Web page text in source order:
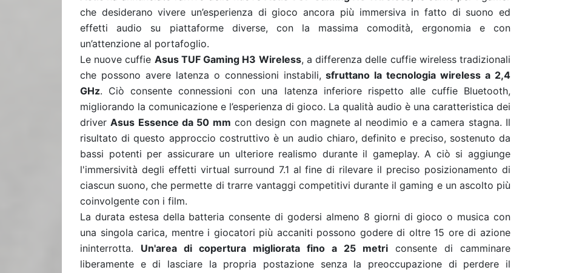
che desiderano vivere un’esperienza di gioco ancora più immersiva in fatto di suono ed
effetti audio su piattaforme diverse, con la massima comodità, ergonomia e con
un’attenzione al portafoglio.
Le nuove cuffie Asus TUF Gaming H3 Wireless, a differenza delle cuffie wireless tradizionali
che possono avere latenza o connessioni instabili,sfruttano la tecnologia wireless a 2,4
GHz. Ciò consente connessioni con una latenza inferiore rispetto alle cuffie Bluetooth,
migliorando la comunicazione e l’esperienza di gioco. La qualità audio è una caratteristica dei
driverAsus Essence da 50 mm con design con magnete al neodimio e a camera stagna. Il
risultato di questo approccio costruttivo è un audio chiaro, definito e preciso, sostenuto da
bassi potenti per assicurare un ulteriore realismo durante il gameplay. A ciò si aggiunge
l'immersività degli effetti virtual surround 7.1 al fine di rilevare il preciso posizionamento di
ciascun suono, che permette di trarre vantaggi competitivi durante il gaming e un ascolto più
coinvolgente con i film.
La durata estesa della batteria consente di godersi almeno 8 giorni di gioco o musica con
una singola carica, mentre i giocatori più accaniti possono godere di oltre 15 ore di azione
ininterrotta. Un'area di copertura migliorata fino a 25 metri consente di camminare
liberamente e di lasciare la propria postazione senza la preoccupazione di perdere il